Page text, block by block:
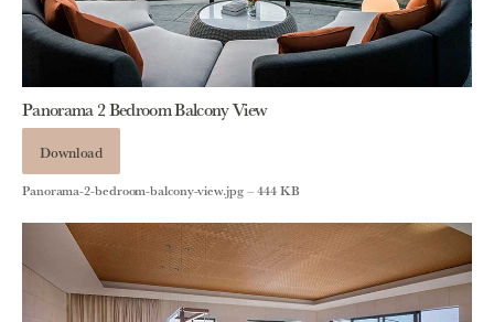
Panorama 2 Bedroom Balcony View
Download
Panorama-2-bedroom-balcony-view.jpg – 444 KB